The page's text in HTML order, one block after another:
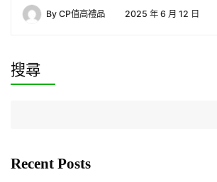
By CP值高禮品 2025 年 6 月 12 日
搜尋
Recent Posts